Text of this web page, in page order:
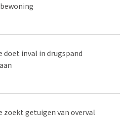
doet inval in drugspand
zoekt getuigen van overval